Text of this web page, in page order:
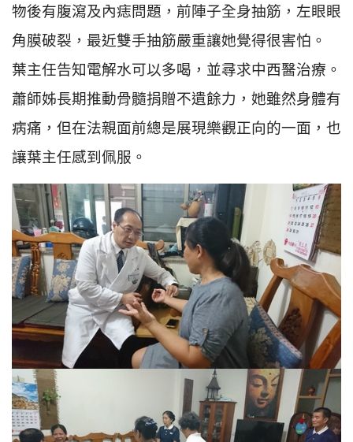
物後有腹瀉及內痣問題，前陣子全身抽筋，左眼眼
角膜破裂，最近雙手抽筋嚴重讓她覺得很害怕。
葉主任告知電解水可以多喝，並尋求中西醫治療。
蕭師姊長期推動骨髓捐贈不遺餘力，她雖然身體有
病痛，但在法親面前總是展現樂觀正向的一面，也
讓葉主任感到佩服。